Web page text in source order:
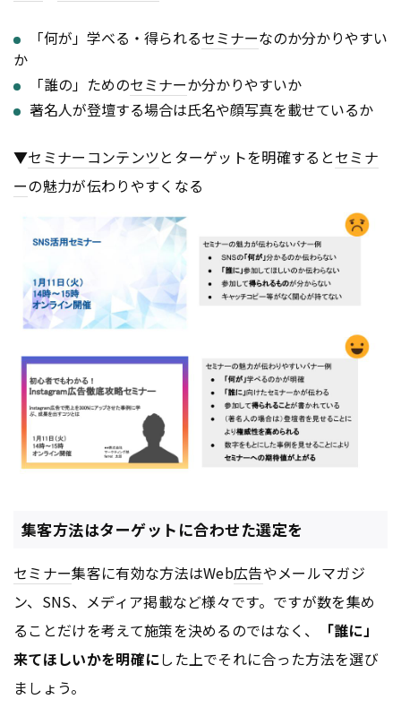
「何が」学べる・得られるセミナーなのか分かりやすい
か
「誰の」ためのセミナーか分かりやすいか
著名人が登壇する場合は氏名や顔写真を載せているか
▼セミナー コンテンツとターゲットを明確するとセミナ
ーの魅力が伝わりやすくなる
集客方法はターゲットに合わせた選定を
セミナー集客に有効な方法はWeb広告やメールマガジ
ン、SNS、メディア掲載など様々です。ですが数を集め
ることだけを考えて施策を決めるのではなく、
「誰に」
来てほしいかを明確にした上でそれに合った方法を選び
ましょう。